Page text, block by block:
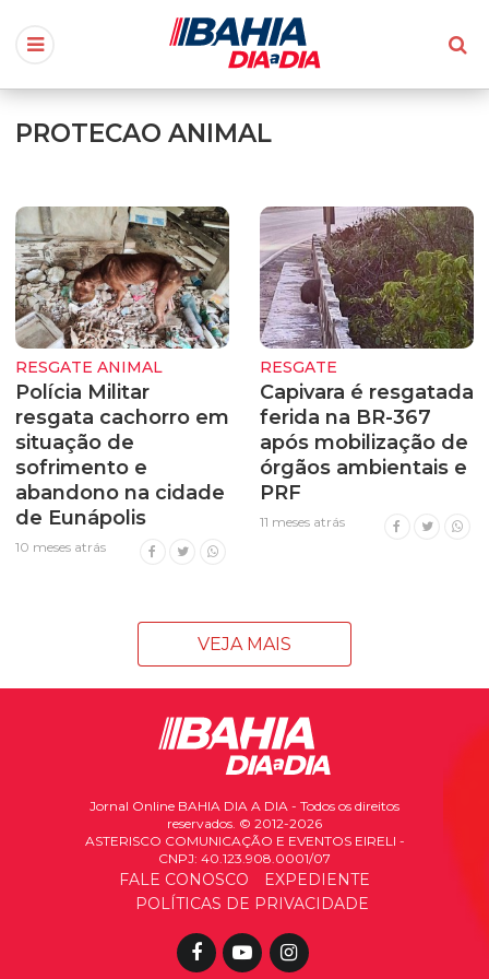
PROTECAO ANIMAL
RESGATE ANIMAL
Polícia Militar
resgata cachorro em
situação de
sofrimento e
abandono na cidade
de Eunápolis
10 meses atrás
RESGATE
Capivara é resgatada
ferida na BR-367
após mobilização de
órgãos ambientais e
PRF
11 meses atrás
VEJA MAIS
Jornal Online BAHIA DIA A DIA - Todos os direitos
reservados. © 2012-2026
ASTERISCO COMUNICAÇÃO E EVENTOS EIRELI -
CNPJ: 40.123.908.0001/07
FALE CONOSCO
EXPEDIENTE
POLÍTICAS DE PRIVACIDADE